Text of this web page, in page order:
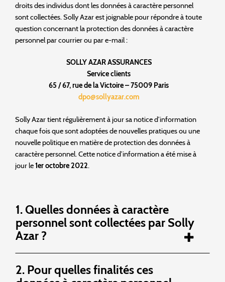
droits des individus dont les données à caractère personnel
sont collectées. Solly Azar est joignable pour répondre à toute
question concernant la protection des données à caractère
personnel par courrier ou par e-mail :
SOLLY AZAR ASSURANCES
Service clients
65 / 67, rue de la Victoire – 75009 Paris
dpo@sollyazar.com
Solly Azar tient régulièrement à jour sa notice d’information
chaque fois que sont adoptées de nouvelles pratiques ou une
nouvelle politique en matière de protection des données à
caractère personnel. Cette notice d’information a été mise à
jour le1er octobre 2022.
1. Quelles données à caractère
personnel sont collectées par Solly
Azar ?
2. Pour quelles finalités ces